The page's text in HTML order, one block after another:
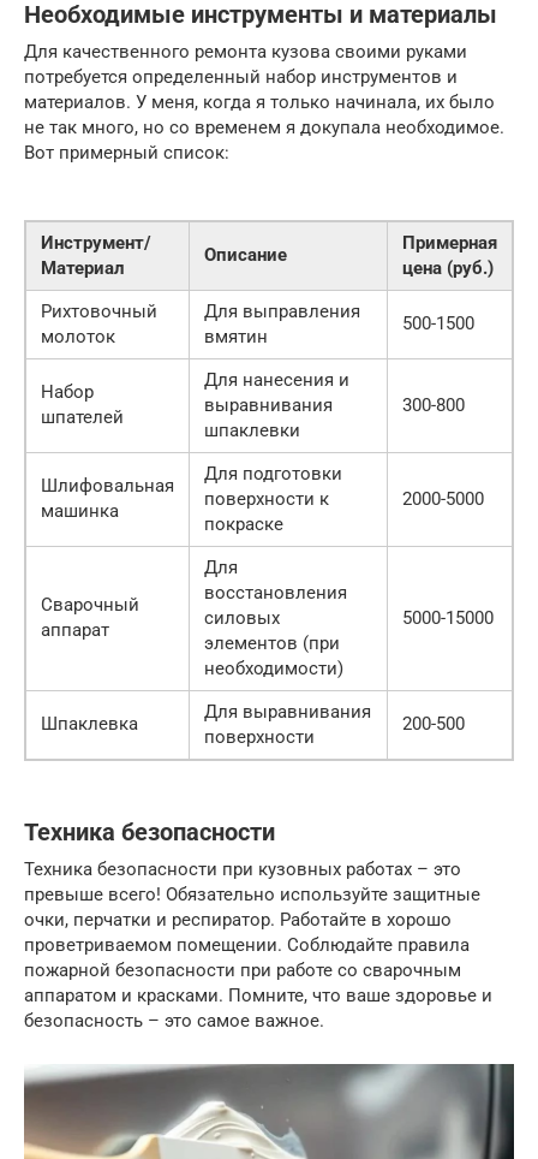
Необходимые инструменты и материалы
Для качественного ремонта кузова своими руками
потребуется определенный набор инструментов и
материалов. У меня, когда я только начинала, их было
не так много, но со временем я докупала необходимое.
Вот примерный список:
Инструмент/
Материал
Описание
Примерная
цена (руб.)
Рихтовочный
молоток
Для выправления
вмятин
500-1500
Набор
шпателей
Для нанесения и
выравнивания
шпаклевки
300-800
Шлифовальная
машинка
Для подготовки
поверхности к
покраске
2000-5000
Сварочный
аппарат
Для
восстановления
силовых
элементов (при
необходимости)
5000-15000
Шпаклевка
Для выравнивания
поверхности
200-500
Техника безопасности
Техника безопасности при кузовных работах – это
превыше всего! Обязательно используйте защитные
очки, перчатки и респиратор. Работайте в хорошо
проветриваемом помещении. Соблюдайте правила
пожарной безопасности при работе со сварочным
аппаратом и красками. Помните, что ваше здоровье и
безопасность – это самое важное.